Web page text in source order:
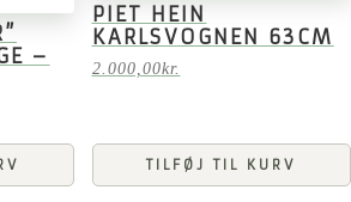
–
PIET HEIN
KARLSVOGNEN 63CM
2.000,00kr.
TILFØJ TIL KURV